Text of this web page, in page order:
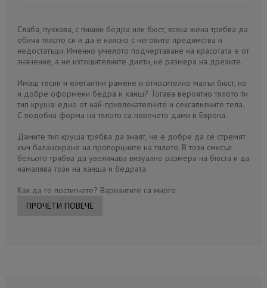
Слаба, пухкава, с пищни бедра или бюст, всяка жена трябва да
обича тялото си и да е наясно с неговите предимства и
недостатъци. Именно умелото подчертаване на красотата е от
значение, а не изтощителните диети, не размера на дрехите.
Имаш тесни и елегантни рамене и относително малък бюст, но
и добре оформени бедра и ханш? Тогава вероятно тялото ти
тип круша: едно от най-привлекателните и сексапилните тела.
С подобна форма на тялото са повечето дами в Европа.
Дамите тип круша трябва да знаят, че е добре да се стремят
към балансиране на пропорциите на тялото. В този смисъл
бельото трябва да увеличава визуално размера на бюста и да
намалява този на ханша и бедрата.
Как да го постигнете? Вариантите са много
ПРОЧЕТИ ПОВЕЧЕ